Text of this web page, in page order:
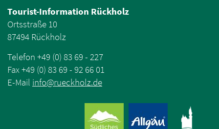
einmal hier vorbei!
Tourist-Information Rückholz
Ortsstraße 10
87494 Rückholz
Telefon +49 (0) 83 69 - 227
Fax +49 (0) 83 69 - 92 66 01
E-Mail info@rueckholz.de